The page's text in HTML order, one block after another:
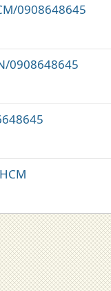
0908648645
0908648645